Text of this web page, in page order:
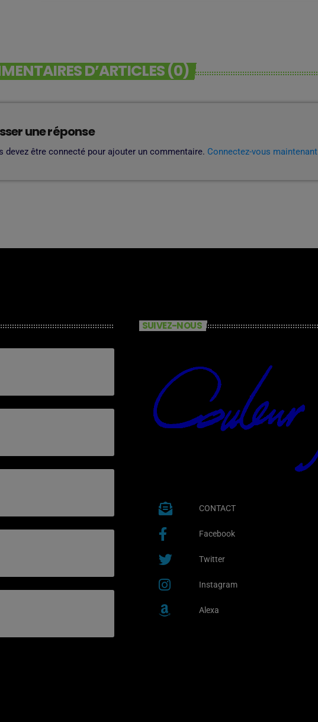
D’ARTICLES (0)
une réponse
devez être connecté pour ajouter un commentaire. Connectez-vous maintenant
SUIVEZ-NOUS
CONTACT
Facebook
Twitter
Instagram
Alexa